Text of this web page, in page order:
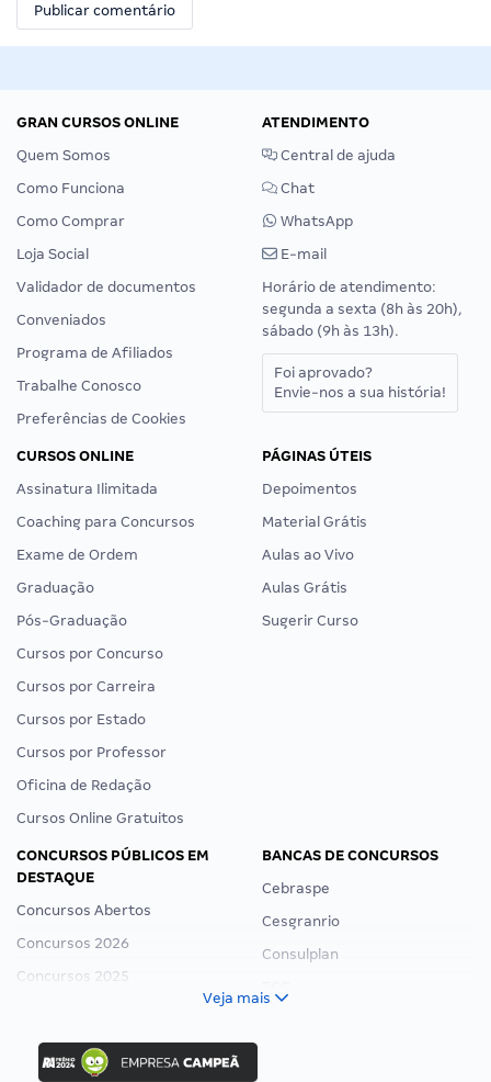
GRAN CURSOS ONLINE
Quem Somos
Como Funciona
Como Comprar
Loja Social
Validador de documentos
Conveniados
Programa de Afiliados
Trabalhe Conosco
Preferências de Cookies
ATENDIMENTO
Central de ajuda
Chat
WhatsApp
E-mail
Horário de atendimento:
segunda a sexta (8h às 20h),
sábado (9h às 13h).
Foi aprovado?
Envie-nos a sua história!
CURSOS ONLINE
Assinatura Ilimitada
Coaching para Concursos
Exame de Ordem
Graduação
Pós-Graduação
Cursos por Concurso
Cursos por Carreira
Cursos por Estado
Cursos por Professor
Oficina de Redação
Cursos Online Gratuitos
PÁGINAS ÚTEIS
Depoimentos
Material Grátis
Aulas ao Vivo
Aulas Grátis
Sugerir Curso
CONCURSOS PÚBLICOS EM
DESTAQUE
Concursos Abertos
Concursos 2026
Concursos 2025
Concurso Ibama
Concurso MPU
BANCAS DE CONCURSOS
Cebraspe
Cesgranrio
Consulplan
Veja mais